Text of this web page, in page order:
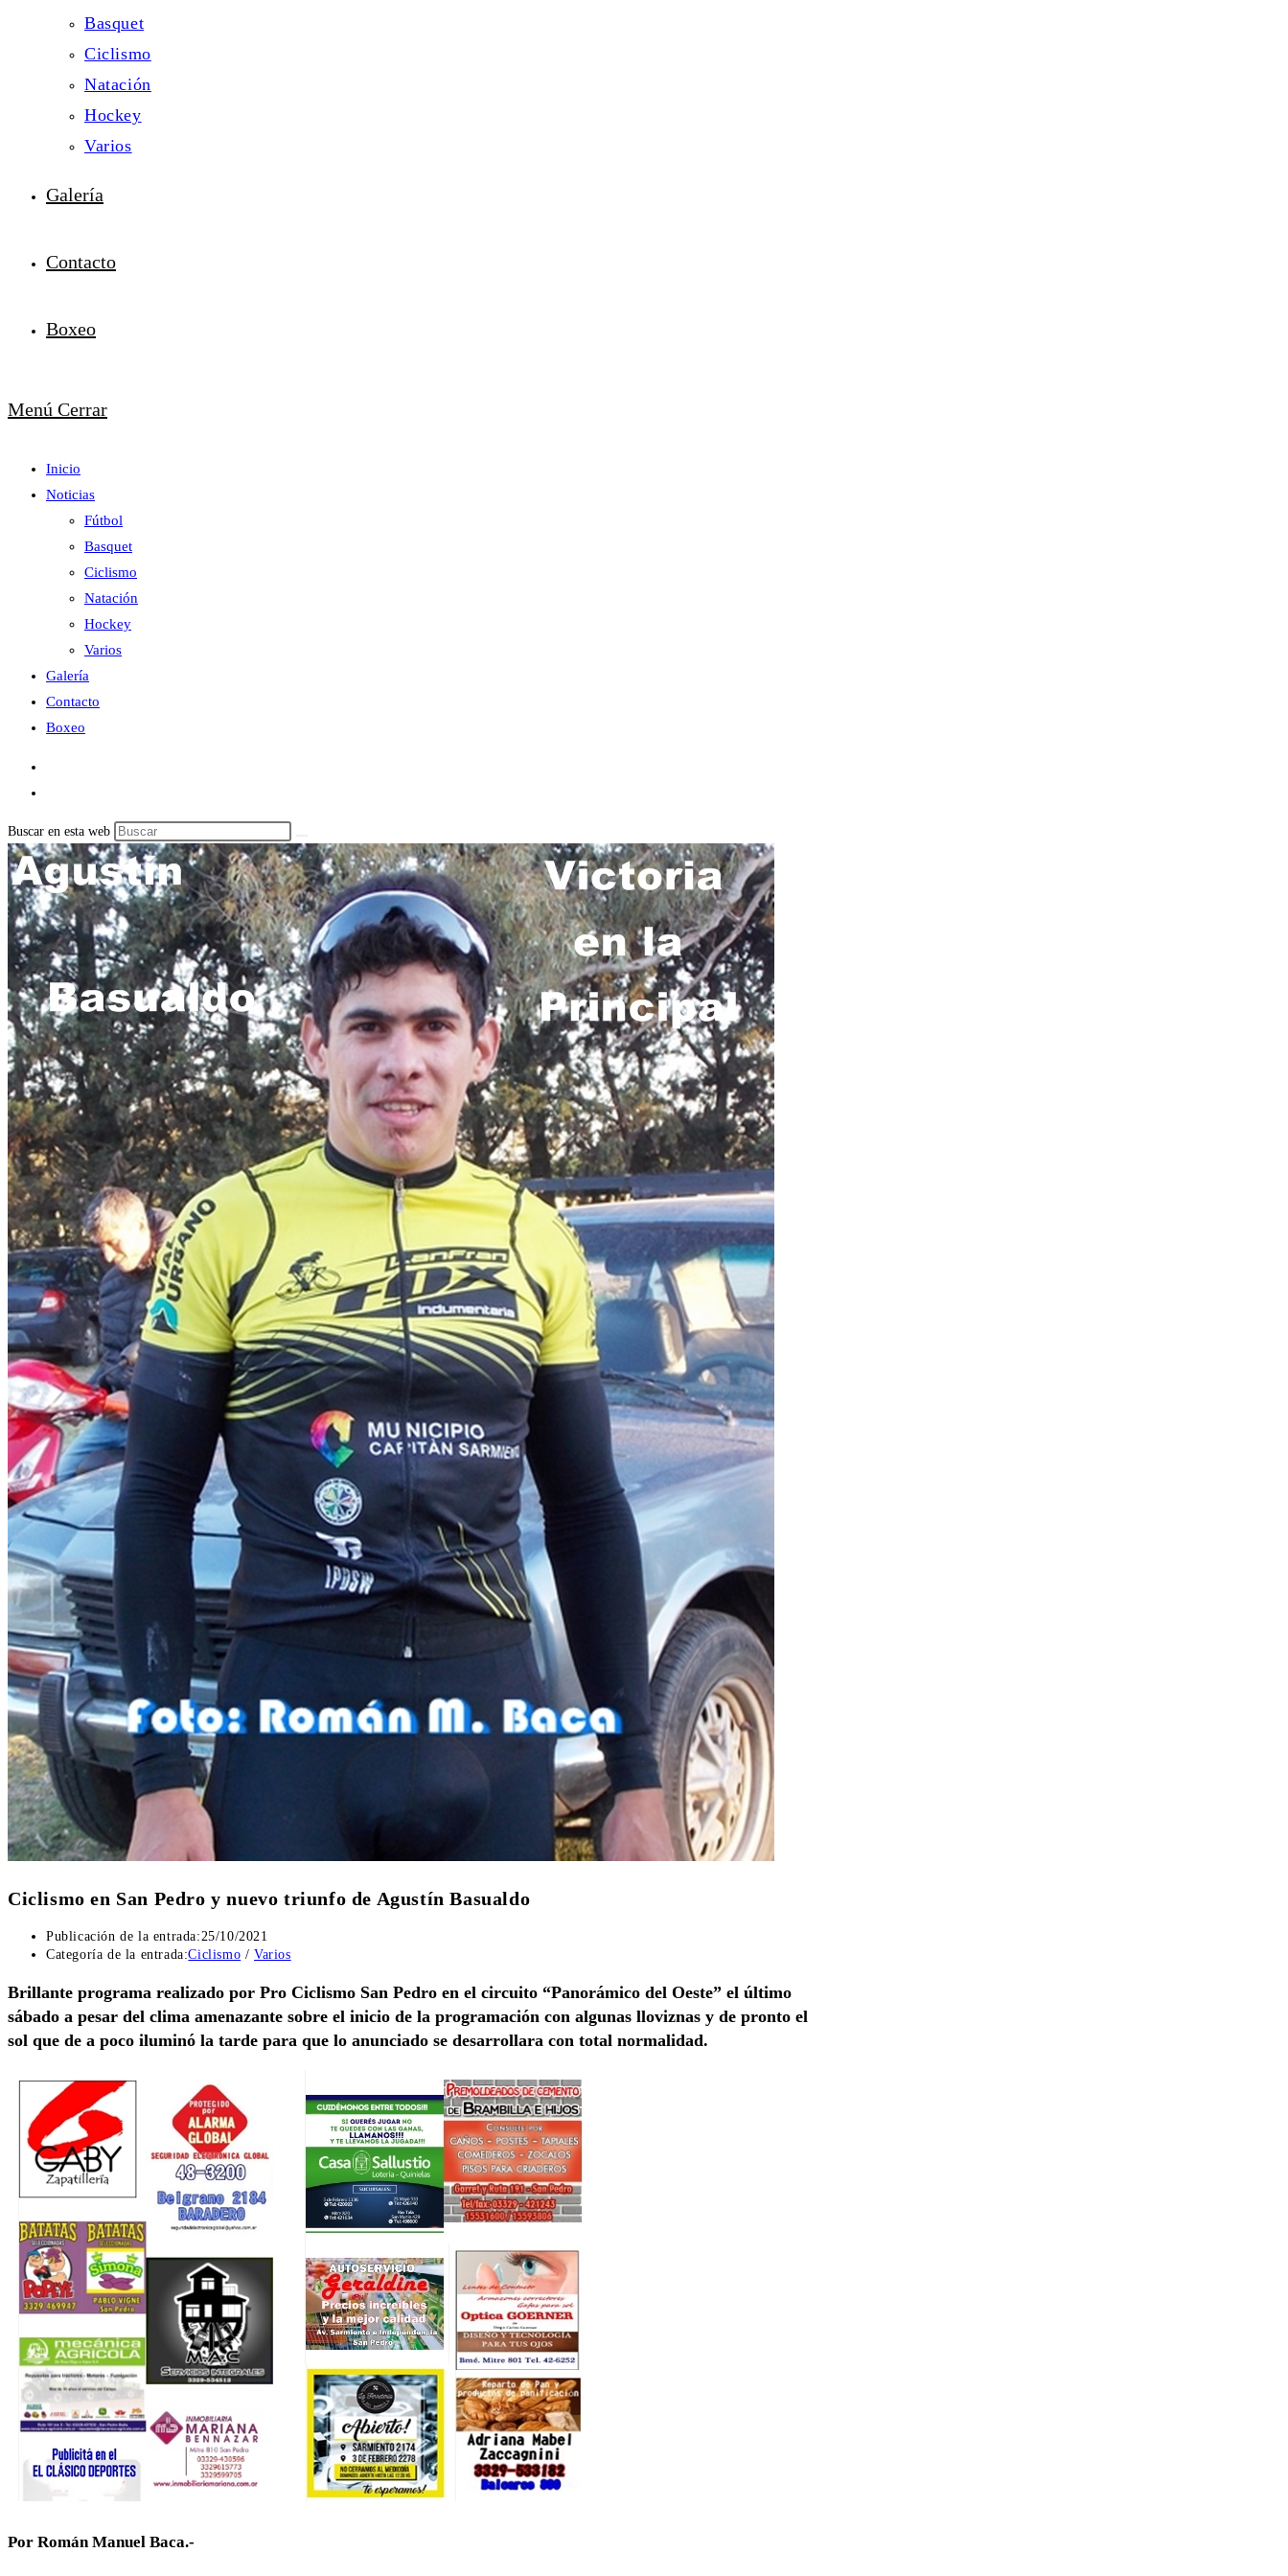
Basquet
Ciclismo
Natación
Hockey
Varios
Galería
Contacto
Boxeo
Menú Cerrar
Inicio
Noticias
Fútbol
Basquet
Ciclismo
Natación
Hockey
Varios
Galería
Contacto
Boxeo
Buscar en esta web
Ciclismo en San Pedro y nuevo triunfo de Agustín Basualdo
Publicación de la entrada:25/10/2021
Categoría de la entrada:Ciclismo / Varios
Brillante programa realizado por Pro Ciclismo San Pedro en el circuito “Panorámico del Oeste” el último
sábado a pesar del clima amenazante sobre el inicio de la programación con algunas lloviznas y de pronto el
sol que de a poco iluminó la tarde para que lo anunciado se desarrollara con total normalidad.
Por Román Manuel Baca.-